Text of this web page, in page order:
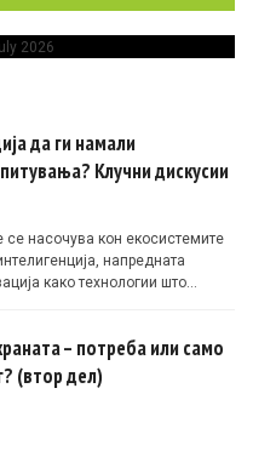
да ги намали
Клучни дискусии
се насочува кон екосистемите
напредната
како технологии што
– потреба или само
(втор дел)